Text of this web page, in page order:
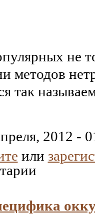
не
методов
так
2012 -
или